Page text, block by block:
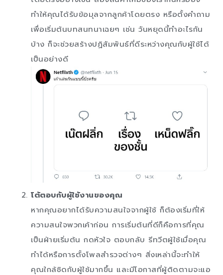
ทำให้คุณได้รับข้อมุลจากลูกค้าโดยตรง หรือตั้งคำถาม
เพื่อเริ่มต้นบทสนทนาเฉยๆ เช่น วันหยุดนี้ทำอะไรกัน
บ้าง ก็จะช่วยสร้างปฏิสัมพันธ์ที่ดีระหว่างคุณกับผู้ใช้ได้
เป็นอย่างดี
โต้ตอบกับผู้ใช้งานของคุณ
หากคุณอยากได้รับความสนใจจากผู้ใช้ ก็ต้องเริ่มที่ให้
ความสนใจพวกเค้าก่อน การเริ่มต้นที่ดีก็คือการที่คุณ
เป็นฝ่ายเริ่มต้น กดหัวใจ ตอบกลับ รีทวีตผู้ใช้เมื่อคุณ
ทำได้หรือการตั้งโพลสำรวจต่างๆ สิ่งเหล่านี้จะทำให้
คุณใกล้ชิดกับผู้ใช้มากขึ้น และมีโอกาสที่ผู้ติดตามจะแอ